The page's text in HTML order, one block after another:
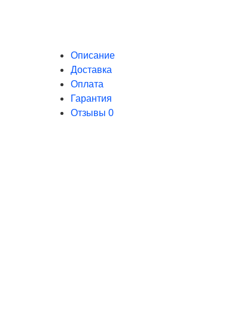
Описание
Доставка
Оплата
Гарантия
Отзывы 0